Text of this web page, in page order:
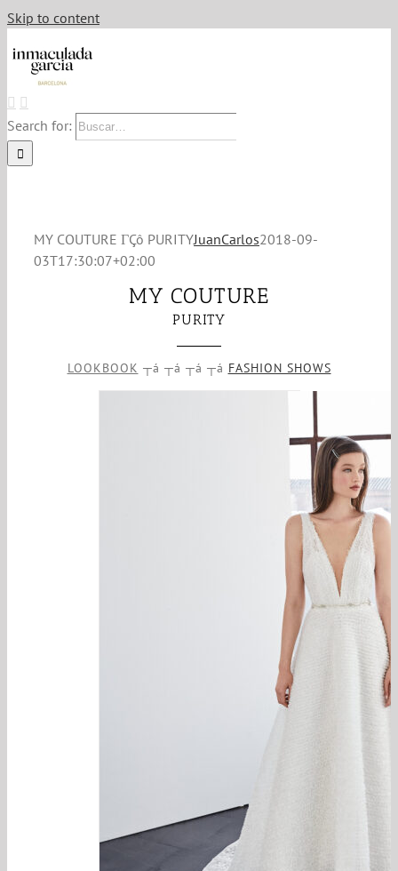
Skip to content
Search for:
MY COUTURE ΓÇô PURITYJuanCarlos2018-09-
03T17:30:07+02:00
MY COUTURE
PURITY
LOOKBOOK ┬á ┬á ┬á ┬á FASHION SHOWS